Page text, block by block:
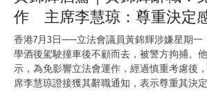
作 主席李慧琼：尊重決定
香港7月3日——立法會議員黃錦輝涉嫌星期一
學酒後駕駛撞車後不顧而去，被警方拘捕。
示，為免影響立法會運作，經過慎重考慮後
席李慧琼證接獲其辭職通知，表示尊重其決定